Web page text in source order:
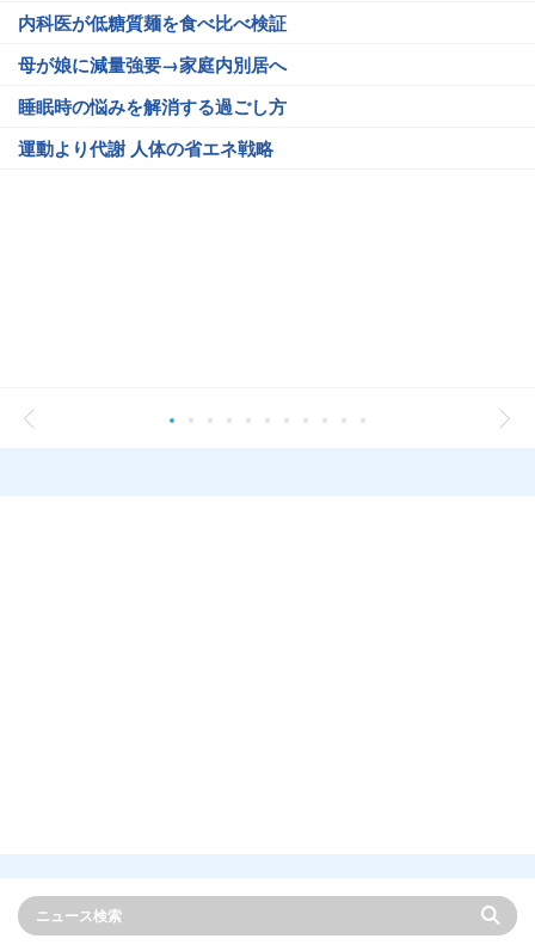
内科医が低糖質麺を食べ比べ検証
母が娘に減量強要→家庭内別居へ
睡眠時の悩みを解消する過ごし方
運動より代謝 人体の省エネ戦略